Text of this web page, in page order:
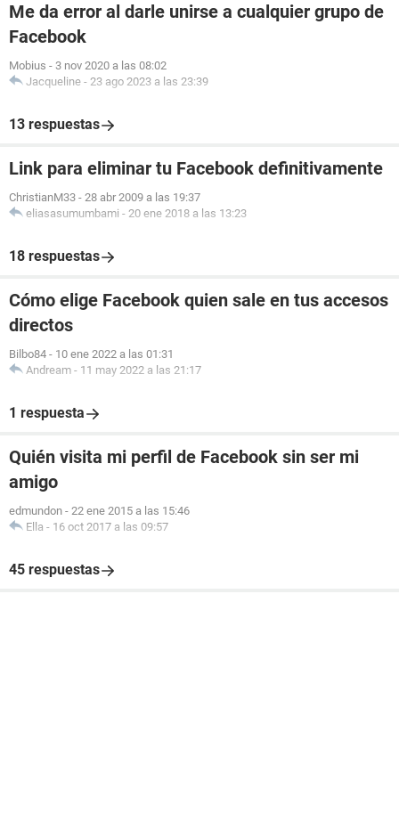
Me da error al darle unirse a cualquier grupo de
Facebook
Mobius - 3 nov 2020 a las 08:02
Jacqueline - 23 ago 2023 a las 23:39
13 respuestas
Link para eliminar tu Facebook definitivamente
ChristianM33 - 28 abr 2009 a las 19:37
eliasasumumbami - 20 ene 2018 a las 13:23
18 respuestas
Cómo elige Facebook quien sale en tus accesos
directos
Bilbo84 - 10 ene 2022 a las 01:31
Andream - 11 may 2022 a las 21:17
1 respuesta
Quién visita mi perfil de Facebook sin ser mi
amigo
edmundon - 22 ene 2015 a las 15:46
Ella - 16 oct 2017 a las 09:57
45 respuestas